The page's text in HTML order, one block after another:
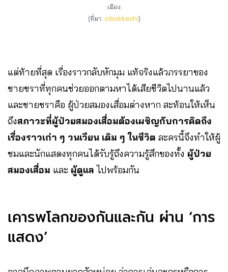
เมือง
(ที่มา: oibokkeshi)
แต่ท้ายที่สุด เรื่องราวกลับหักมุม แท้จริงแล้วภรรยาของ
ชายชราที่ทุกคนช่วยออกตามหาได้เสียชีวิตไปนานแล้ว
และชายชราคือ ผู้ป่วยสมองเสื่อมต่างหาก สะท้อนให้เห็น
ถึงสภาวะที่ผู้ป่วยสมองเสื่อมต้องเผชิญกับการคิดถึง
เรื่องราวเก่า ๆ วนเวียน เดิม ๆ ในชีวิต ละครนี้จึงทำให้ผู้
ชมและนักแสดงทุกคนได้รับรู้ถึงความรู้สึกของทั้ง ผู้ป่วย
สมองเสื่อม และ ผู้ดูแล ไปพร้อมกัน
เคารพโลกของกันและกัน ผ่าน ‘การ
แสดง’